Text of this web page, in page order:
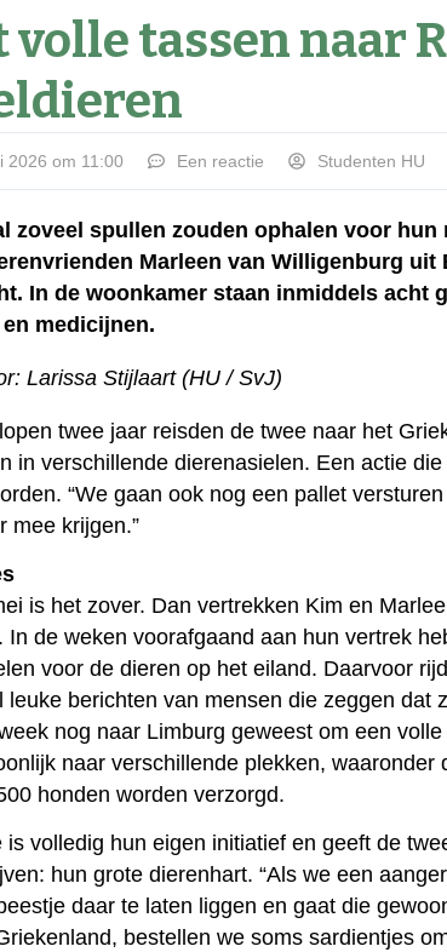
volle tassen naar
2026 om 11:00 Een reactie Studenten HU
zoveel spullen zouden ophalen voor
Marleen van Willigenburg
In de woonkamer staan inmiddels acht
medicijnen.
Larissa Stijlaart (HU / SvJ)
twee jaar reisden de twee naar het
in verschillende dierenasielen. Een actie
“We gaan ook nog een pallet
mee krijgen.”
is het zover. Dan vertrekken Kim en
In de weken voorafgaand aan hun vertrek
voor de dieren op het eiland. Daarvoor
leuke berichten van mensen die zeggen dat
nog naar Limburg geweest om een
naar verschillende plekken, waaronder
honden worden verzorgd.
is volledig hun eigen initiatief en geeft de
hun grote dierenhart. “Als we een
daar te laten liggen en gaat die
bestellen we soms sardientjes